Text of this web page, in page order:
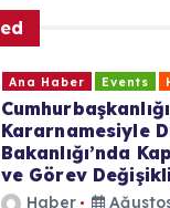
Ana Haber Events
Cumhurbaşkanlığı
Kararnamesiyle
Bakanlığı’nda
ve Görev
Haber